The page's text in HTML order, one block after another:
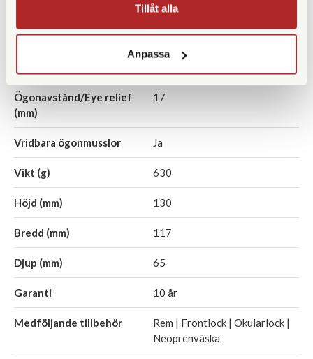
Tillåt alla
Anpassa
Ja
Fokuseringstyp Centrumfokus
Ögonavstånd/Eye relief
(mm)
17
Vridbara ögonmusslor Ja
Vikt (g) 630
Höjd (mm) 130
Bredd (mm) 117
Djup (mm) 65
Garanti 10 år
Medföljande tillbehör
Rem | Frontlock | Okularlock |
Neoprenväska